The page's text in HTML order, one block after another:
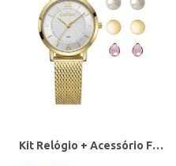
Kit Relógio + Acessório Feminino DOURADO